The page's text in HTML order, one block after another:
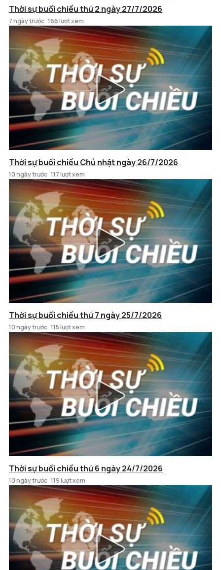
Thời sự buổi chiều thứ 2 ngày 27/7/2026
7 ngày trước 166 lượt xem
Thời sự buổi chiều Chủ nhật ngày 26/7/2026
10 ngày trước 117 lượt xem
Thời sự buổi chiều thứ 7 ngày 25/7/2026
10 ngày trước 115 lượt xem
Thời sự buổi chiều thứ 6 ngày 24/7/2026
10 ngày trước 119 lượt xem